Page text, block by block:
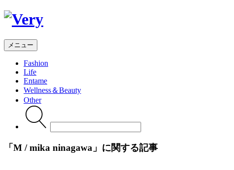
メニュー
Fashion
Life
Entame
Wellness＆Beauty
Other
Search
for:
「M / mika ninagawa 」に関する記事